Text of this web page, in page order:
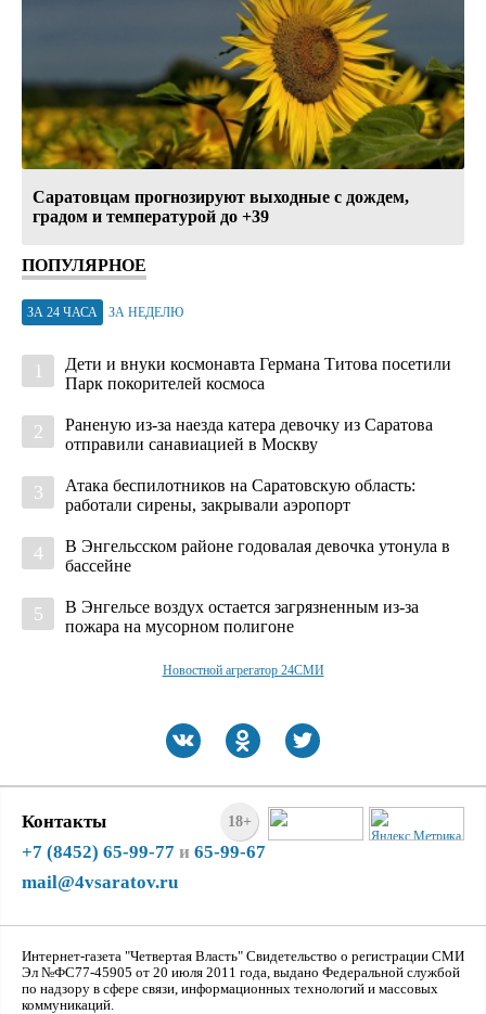
Саратовцам прогнозируют выходные с дождем,
градом и температурой до +39
ПОПУЛЯРНОЕ
ЗА 24 ЧАСА ЗА НЕДЕЛЮ
1
Дети и внуки космонавта Германа Титова посетили
Парк покорителей космоса
2
Раненую из-за наезда катера девочку из Саратова
отправили санавиацией в Москву
3
Атака беспилотников на Саратовскую область:
работали сирены, закрывали аэропорт
4
В Энгельсском районе годовалая девочка утонула в
бассейне
5
В Энгельсе воздух остается загрязненным из-за
пожара на мусорном полигоне
Новостной агрегатор 24СМИ
18+
Контакты
+7 (8452) 65-99-77 и 65-99-67
mail@4vsaratov.ru
Интернет-газета "Четвертая Власть" Cвидетельство о регистрации СМИ
Эл №ФС77-45905 от 20 июля 2011 года, выдано Федеральной службой
по надзору в сфере связи, информационных технологий и массовых
коммуникаций.